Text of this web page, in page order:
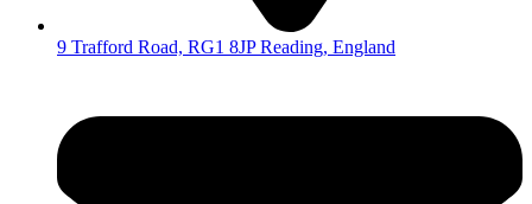
9 Trafford Road, RG1 8JP Reading, England